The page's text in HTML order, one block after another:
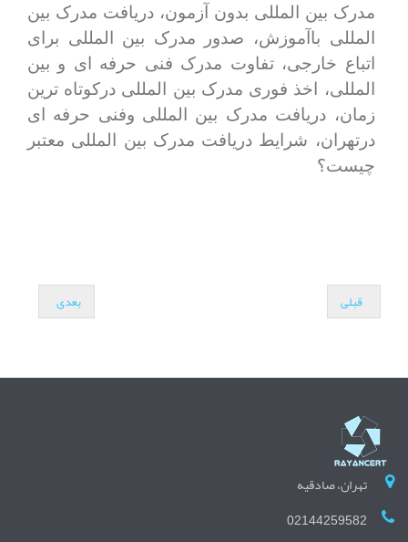
مدرک بین المللی بدون آزمون، دریافت مدرک بین
المللی باآموزش، صدور مدرک بین المللی برای
اتباع خارجی، تفاوت مدرک فنی حرفه ای و بین
المللی، اخذ فوری مدرک بین المللی درکوتاه ترین
زمان، دریافت مدرک بین المللی وفنی حرفه ای
درتهران، شرایط دریافت مدرک بین المللی معتبر
چیست؟
قبلی بعدی
تهران، صادقیه
02144259582